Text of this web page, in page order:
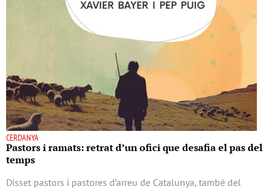
CERDANYA
Pastors i ramats: retrat d’un ofici que desafia el pas del
temps
Disset pastors i pastores d’arreu de Catalunya, també del